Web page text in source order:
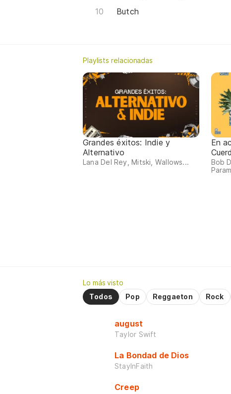
Butch
Playlists relacionadas
Grandes éxitos: Indie y
Alternativo
Lana Del Rey, Mitski, Wallows...
En
Bob
Lo más visto
Todos
Pop Reggaeton Rock
august
Taylor Swift
La Bondad de Dios
StayInFaith
Creep